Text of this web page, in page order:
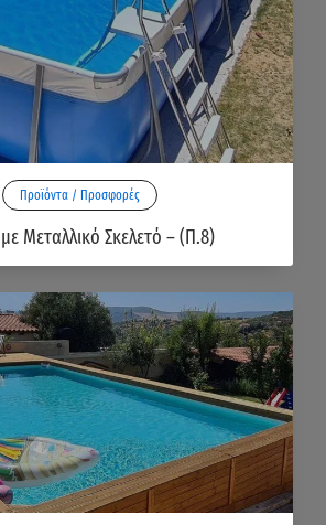
Προϊόντα / Προσφορές
με Μεταλλικό Σκελετό – (Π.8)